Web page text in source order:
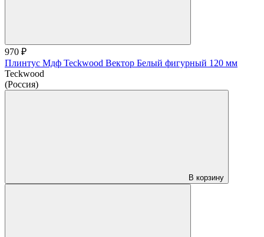
970 ₽
Плинтус Мдф Teckwood Вектор Белый фигурный 120 мм
Teckwood
(Россия)
В корзину